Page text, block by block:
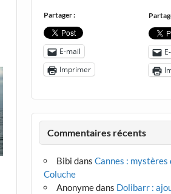
Partager :
E-mail
Imprimer
Commentaires récents
Bibi dansCannes : mystères
Coluche
Anonymedans Dolibarr :